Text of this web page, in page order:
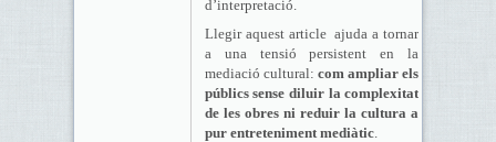
d’interpretació.
Llegir aquest article ajuda a tornar
a una tensió persistent en la
mediació cultural: com ampliar els
públics sense diluir la complexitat
de les obres ni reduir la cultura a
pur entreteniment mediàtic.